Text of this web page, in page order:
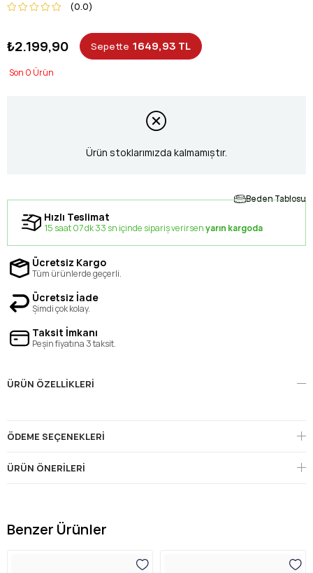
0.0
₺2.199,90 Sepette 1649,93 TL
0
Ürün stoklarımızda kalmamıştır.
Beden Tablosu
Hızlı Teslimat
15 saat 07 dk 33 sn içinde sipariş verirsenyarın kargoda
Ücretsiz Kargo
Tüm ürünlerde geçerli.
Ücretsiz İade
Şimdi çok kolay.
Taksit İmkanı
Peşin fiyatına 3 taksit.
ÜRÜN ÖZELLIKLERI
ÖDEME SEÇENEKLERI
ÜRÜN ÖNERILERI
Benzer Ürünler